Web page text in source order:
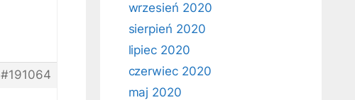
#191064
wrzesień 2020
sierpień 2020
lipiec 2020
czerwiec 2020
maj 2020